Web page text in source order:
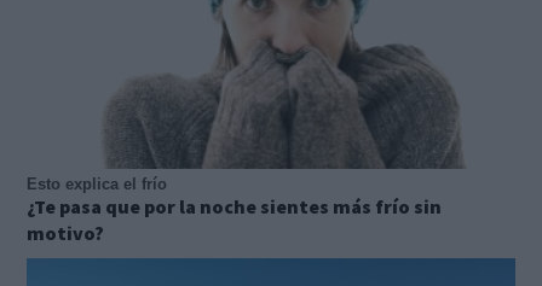
Esto explica el frío
¿Te pasa que por la noche sientes más frío sin
motivo?